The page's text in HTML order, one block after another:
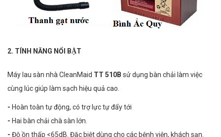
2. TÍNH NĂNG NỔI BẬT
Máy lau sàn nhà CleanMaid TT 510B sử dụng bàn chải làm việc
cùng lúc giúp làm sạch hiệu quả cao.
- Hoàn toàn tự động, có trợ lực tự đẩy tới
- Hai bàn chải chà sàn lớn.
- Độ ồn thấp <65dB. Đặc biệt dùng cho các bệnh viện, khách sạn.